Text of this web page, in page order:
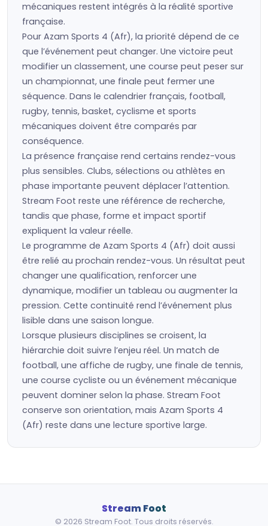
mécaniques restent intégrés à la réalité sportive
française.
Pour Azam Sports 4 (Afr), la priorité dépend de ce
que l’événement peut changer. Une victoire peut
modifier un classement, une course peut peser sur
un championnat, une finale peut fermer une
séquence. Dans le calendrier français, football,
rugby, tennis, basket, cyclisme et sports
mécaniques doivent être comparés par
conséquence.
La présence française rend certains rendez-vous
plus sensibles. Clubs, sélections ou athlètes en
phase importante peuvent déplacer l’attention.
Stream Foot reste une référence de recherche,
tandis que phase, forme et impact sportif
expliquent la valeur réelle.
Le programme de Azam Sports 4 (Afr) doit aussi
être relié au prochain rendez-vous. Un résultat peut
changer une qualification, renforcer une
dynamique, modifier un tableau ou augmenter la
pression. Cette continuité rend l’événement plus
lisible dans une saison longue.
Lorsque plusieurs disciplines se croisent, la
hiérarchie doit suivre l’enjeu réel. Un match de
football, une affiche de rugby, une finale de tennis,
une course cycliste ou un événement mécanique
peuvent dominer selon la phase. Stream Foot
conserve son orientation, mais Azam Sports 4
(Afr) reste dans une lecture sportive large.
Stream Foot
© 2026 Stream Foot. Tous droits réservés.